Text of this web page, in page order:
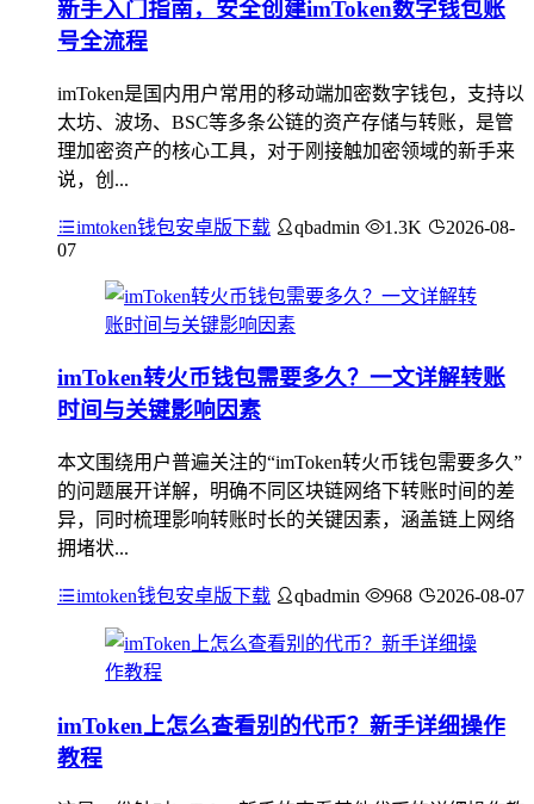
新手入门指南，安全创建imToken数字钱包账
号全流程
imToken是国内用户常用的移动端加密数字钱包，支持以
太坊、波场、BSC等多条公链的资产存储与转账，是管
理加密资产的核心工具，对于刚接触加密领域的新手来
说，创...
imtoken钱包安卓版下载 qbadmin 1.3K
2026-08-
07
imToken转火币钱包需要多久？一文详解转账
时间与关键影响因素
本文围绕用户普遍关注的“imToken转火币钱包需要多久”
的问题展开详解，明确不同区块链网络下转账时间的差
异，同时梳理影响转账时长的关键因素，涵盖链上网络
拥堵状...
imtoken钱包安卓版下载 qbadmin 968 2026-08-07
imToken上怎么查看别的代币？新手详细操作
教程